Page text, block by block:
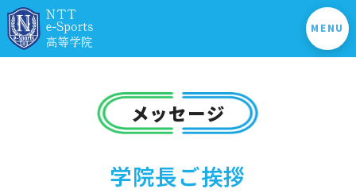
MENU
メッセージ
学院長ご挨拶